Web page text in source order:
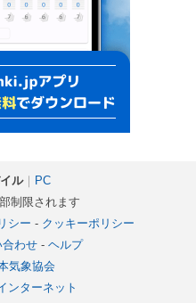
ル｜
PC
制限されます
シー - クッキーポリシー
合わせ- ヘルプ
気象協会
ンターネット